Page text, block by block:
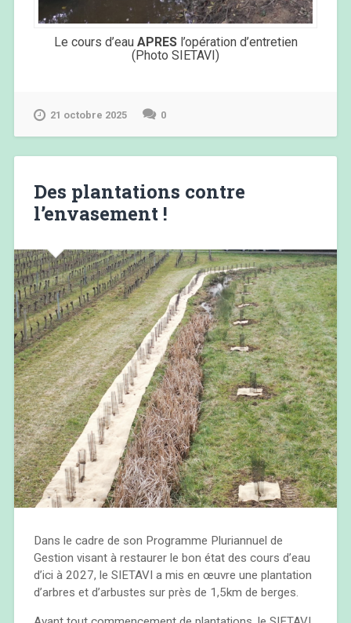
Le cours d’eau APRESl’opération d’entretien
(Photo SIETAVI)
21 octobre 2025 0
Des plantations contre
l’envasement !
Dans le cadre de son Programme Pluriannuel de
Gestion visant à restaurer le bon état des cours d’eau
d’ici à 2027, le SIETAVI a mis en œuvre une plantation
d’arbres et d’arbustes sur près de 1,5km de berges.